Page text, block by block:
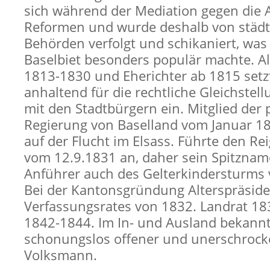
sich während der Mediation gegen die
Reformen und wurde deshalb von
Behörden verfolgt und schikaniert,
Baselbiet besonders populär machte.
1813-1830 und Eherichter ab 1815
anhaltend für die rechtliche
mit den Stadtbürgern ein. Mitglied der
Regierung von Baselland vom Januar
auf der Flucht im Elsass. Führte den
vom 12.9.1831 an, daher sein
Anführer auch des Gelterkindersturms
Bei der Kantonsgründung
Verfassungsrates von 1832. Landrat
1842-1844. Im In- und Ausland
schonungslos offener und
Volksmann.